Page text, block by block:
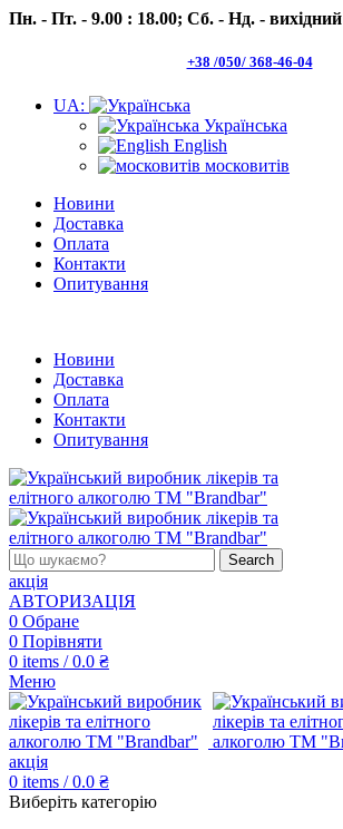
Пн. - Пт. - 9.00 : 18.00; Сб. - Нд. - вихідний
+38 /050/ 368-46-04
UA:
Українська
English
московитів
Новини
Доставка
Оплата
Контакти
Опитування
Новини
Доставка
Оплата
Контакти
Опитування
Search
акція
АВТОРИЗАЦІЯ
0 Обране
0 Порівняти
0 items / 0.0 ₴
Меню
акція
0 items / 0.0 ₴
Виберіть категорію